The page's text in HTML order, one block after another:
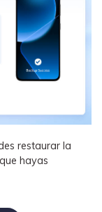
restaurar la
hayas